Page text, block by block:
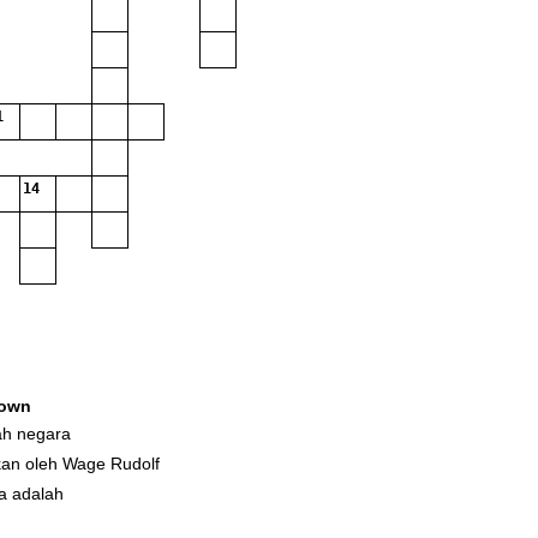
14
negara
oleh Wage Rudolf
adalah